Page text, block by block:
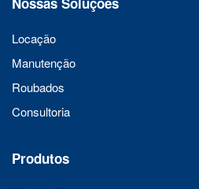
Locação
Manutenção
Roubados
Consultoria
Produtos